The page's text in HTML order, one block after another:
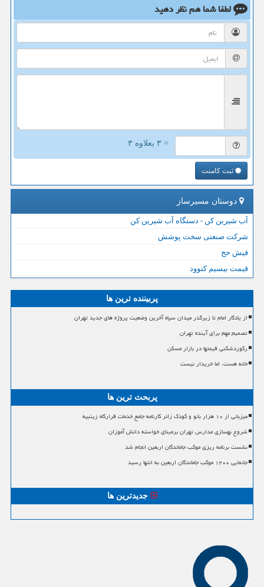
لطفا شما همنظر دهید
= ۳ بعلاوه ۳
ثبت کامنت
دوستان مسیرساز
آب شیرین کن - دستگاه آب شیرین کن
شرکت صنعتی سخت پوشش
فیش حج
قیمت بیسیم کنوود
پربیننده ترین ها
از یادگار امام تا زیرگذر میدان سپاه آخرین وضعیت پروژه های جدید تهران
تصمیم مهم برای آینده تهران
رکوردشکنی قیمتها در بازار مسکن
خانه هست، اما خریدار نیست
پربحث ترین ها
میزبانی از ۱۰ هزار بانو و کودک زائر کارنامه جامع خدمات قرارگاه زینبیه
شروع بهسازی مدارس تهران برمبنای خواسته دانش آموزان
نشست برنامه ریزی موکب جاماندگان اربعین انجام شد
جانمایی ۱۲۰۰ موکب جاماندگان اربعین به انتها رسید
جدیدترین ها